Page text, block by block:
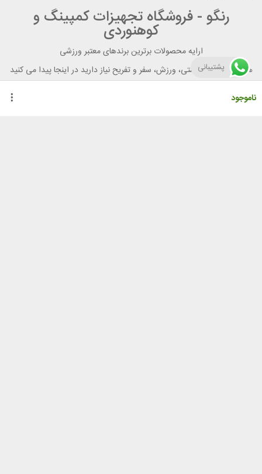
ناموجود
رنگو - فروشگاه تجهیزات کمپینگ و
کوهنوردی
ارایه محصولات برترین برندهای معتبر ورزشی
هر آنچه برای تندرستی، ورزش، سفر و تفریح نیاز دارید در اینجا پیدا می کنید
پشتیبانی